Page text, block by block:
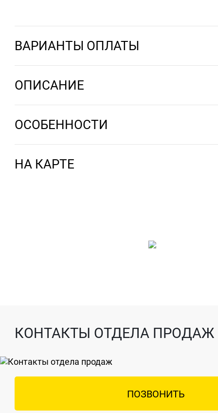
ВАРИАНТЫ ОПЛАТЫ
ОПИСАНИЕ
ОСОБЕННОСТИ
НА КАРТЕ
КОНТАКТЫ ОТДЕЛА ПРОДАЖ
ПОЗВОНИТЬ